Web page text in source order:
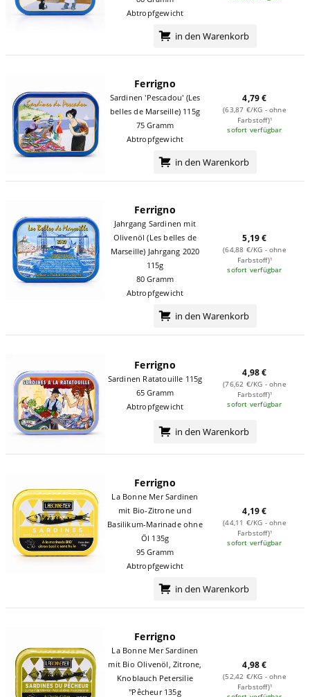
Abtropfgewicht
in den Warenkorb
Ferrigno
Sardinen 'Pescadou' (Les
belles de Marseille) 115g
75 Gramm
Abtropfgewicht
4,79 €
(63,87 €/KG - ohne
Farbstoff)¹
sofort verfügbar
in den Warenkorb
Ferrigno
Jahrgang Sardinen mit
Olivenöl (Les belles de
Marseille) Jahrgang 2020
115g
80 Gramm
Abtropfgewicht
5,19 €
(64,88 €/KG - ohne
Farbstoff)¹
sofort verfügbar
in den Warenkorb
Ferrigno
Sardinen Ratatouille 115g
65 Gramm
Abtropfgewicht
4,98 €
(76,62 €/KG - ohne
Farbstoff)¹
sofort verfügbar
in den Warenkorb
Ferrigno
La Bonne Mer Sardinen
mit Bio-Zitrone und
Basilikum-Marinade ohne
Öl 135g
95 Gramm
Abtropfgewicht
4,19 €
(44,11 €/KG - ohne
Farbstoff)¹
sofort verfügbar
in den Warenkorb
Ferrigno
La Bonne Mer Sardinen
mit Bio Olivenöl, Zitrone,
Knoblauch Petersilie
"Pêcheur 135g
4,98 €
(52,42 €/KG - ohne
Farbstoff)¹